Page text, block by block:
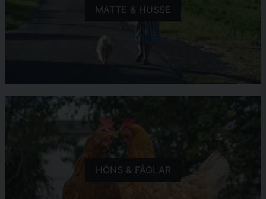
MATTE & HUSSE
HÖNS & FÅGLAR